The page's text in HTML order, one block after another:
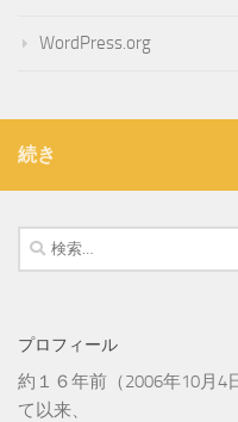
WordPress.org
続き
検
索:
プロフィール
約１６年前（2006年10月4
て以来、